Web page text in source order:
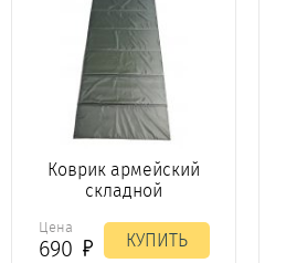
Коврик армейский
складной
Цена
690 КУПИТЬ